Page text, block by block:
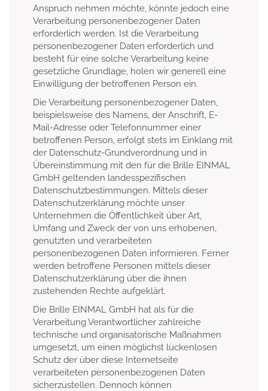
Anspruch nehmen möchte, könnte jedoch eine
Verarbeitung personenbezogener Daten
erforderlich werden. Ist die Verarbeitung
personenbezogener Daten erforderlich und
besteht für eine solche Verarbeitung keine
gesetzliche Grundlage, holen wir generell eine
Einwilligung der betroffenen Person ein.
Die Verarbeitung personenbezogener Daten,
beispielsweise des Namens, der Anschrift, E-
Mail-Adresse oder Telefonnummer einer
betroffenen Person, erfolgt stets im Einklang mit
der Datenschutz-Grundverordnung und in
Übereinstimmung mit den für die Brille EINMAL
GmbH geltenden landesspezifischen
Datenschutzbestimmungen. Mittels dieser
Datenschutzerklärung möchte unser
Unternehmen die Öffentlichkeit über Art,
Umfang und Zweck der von uns erhobenen,
genutzten und verarbeiteten
personenbezogenen Daten informieren. Ferner
werden betroffene Personen mittels dieser
Datenschutzerklärung über die ihnen
zustehenden Rechte aufgeklärt.
Die Brille EINMAL GmbH hat als für die
Verarbeitung Verantwortlicher zahlreiche
technische und organisatorische Maßnahmen
umgesetzt, um einen möglichst lückenlosen
Schutz der über diese Internetseite
verarbeiteten personenbezogenen Daten
sicherzustellen. Dennoch können